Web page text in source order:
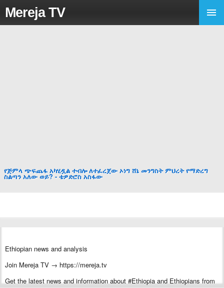
Mereja TV
የጅምላ ጭፍጨፋ አካሂዷል ተብሎ ለተፈረጀው ኦነግ ሸኔ መንግስት ምህረት የማድረግ
ስልጣን አለው ወይ? - ቴዎድሮስ አስፋው
Ethiopian news and analysis
Join Mereja TV → https://mereja.tv
Get the latest news and information about #Ethiopia and Ethiopians from